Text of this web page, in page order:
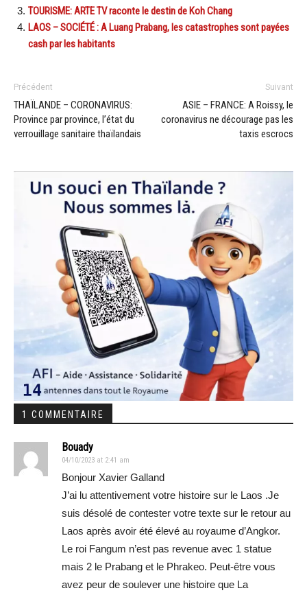
TOURISME: ARTE TV raconte le destin de Koh Chang
LAOS – SOCIÉTÉ : A Luang Prabang, les catastrophes sont payées
cash par les habitants
Précédent
THAÏLANDE – CORONAVIRUS:
Province par province, l’état du
verrouillage sanitaire thaïlandais
Suivant
ASIE – FRANCE: A Roissy, le
coronavirus ne décourage pas les
taxis escrocs
1 COMMENTAIRE
Bouady
04/10/2023 at 2:41 am
Bonjour Xavier Galland
J’ai lu attentivement votre histoire sur le Laos .Je
suis désolé de contester votre texte sur le retour au
Laos après avoir été élevé au royaume d’Angkor.
Le roi Fangum n’est pas revenue avec 1 statue
mais 2 le Prabang et le Phrakeo. Peut-être vous
avez peur de soulever une histoire que La